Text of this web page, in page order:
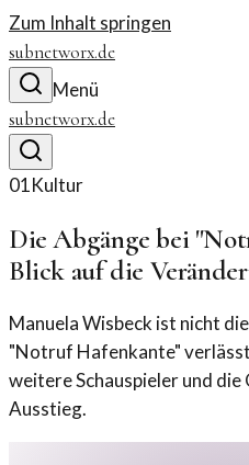
Zum Inhalt springen
subnetworx.de
Menü
subnetworx.de
01Kultur
Die Abgänge bei
Blick auf die
Manuela Wisbeck ist nicht
"Notruf Hafenkante"
weitere Schauspieler und
Ausstieg.